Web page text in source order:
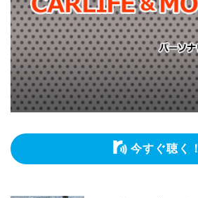
今すぐ聴く！